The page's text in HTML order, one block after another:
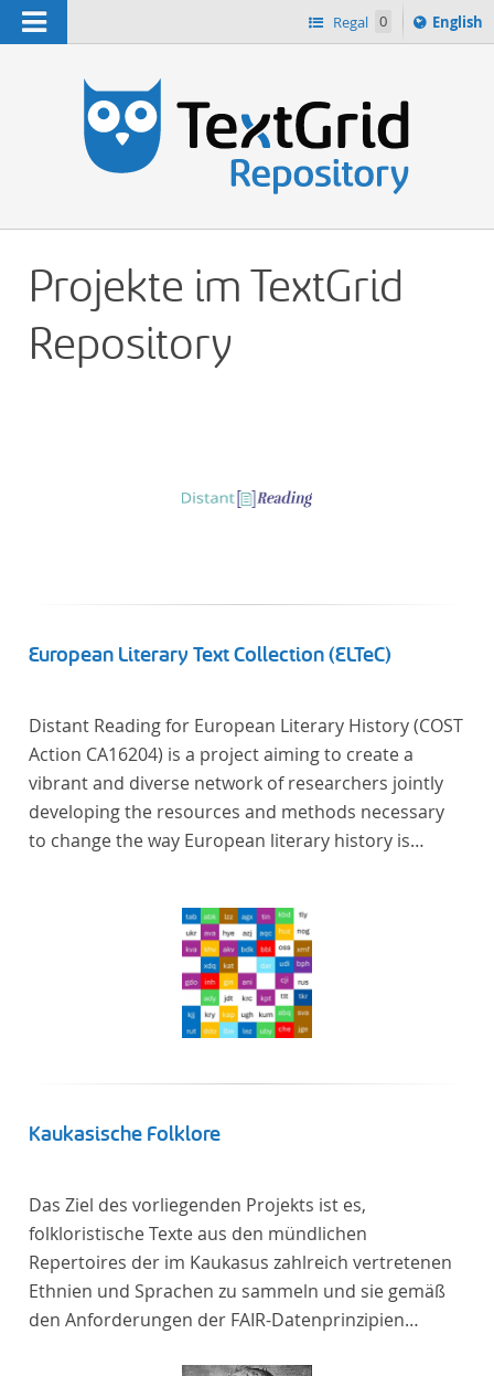
Navigation Regal 0
Switch
English
Projekte im TextGrid
Repository
European Literary Text Collection (ELTeC)
Distant Reading for European Literary History (COST
Action CA16204) is a project aiming to create a
vibrant and diverse network of researchers jointly
developing the resources and methods necessary
to change the way European literary history is
large collections of literary texts), the Action will
create a shared theoretical and practical framework
computational methods of literary text analysis
across at least 10 European languages. Fostering
Action will facilitate the creation of a broader, more
Kaukasische Folklore
Das Ziel des vorliegenden Projekts ist es,
folkloristische Texte aus den mündlichen
Repertoires der im Kaukasus zahlreich vertretenen
Ethnien und Sprachen zu sammeln und sie gemäß
den Anforderungen der FAIR-Datenprinzipien